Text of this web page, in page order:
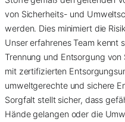
von Sicherheits- und
werden. Dies minimiert die
Unser erfahrenes Team kennt
Trennung und Entsorgung
mit zertifizierten
umweltgerechte und sichere
Sorgfalt stellt sicher, dass
Hände gelangen oder die